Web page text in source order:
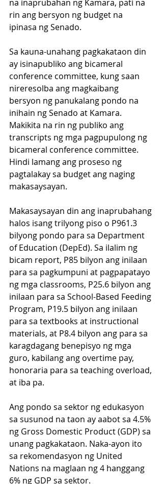
na inaprubahan ng Kamara, pati na
rin ang bersyon ng budget na
ipinasa ng Senado.
Sa kauna-unahang pagkakataon din
ay isinapubliko ang bicameral
conference committee, kung saan
nireresolba ang magkaibang
bersyon ng panukalang pondo na
inihain ng Senado at Kamara.
Makikita na rin ng publiko ang
transcripts ng mga pagpupulong ng
bicameral conference committee.
Hindi lamang ang proseso ng
pagtalakay sa budget ang naging
makasaysayan.
Makasaysayan din ang inaprubahang
halos isang trilyong piso o P961.3
bilyong pondo para sa Department
of Education (DepEd). Sa ilalim ng
bicam report, P85 bilyon ang inilaan
para sa pagkumpuni at pagpapatayo
ng mga classrooms, P25.6 bilyon ang
inilaan para sa School-Based Feeding
Program, P19.5 bilyon ang inilaan
para sa textbooks at instructional
materials, at P8.4 bilyon ang para sa
karagdagang benepisyo ng mga
guro, kabilang ang overtime pay,
honoraria para sa teaching overload,
at iba pa.
Ang pondo sa sektor ng edukasyon
sa susunod na taon ay aabot sa 4.5%
ng Gross Domestic Product (GDP) sa
unang pagkakataon. Naka-ayon ito
sa rekomendasyon ng United
Nations na maglaan ng 4 hanggang
6% ng GDP sa sektor.